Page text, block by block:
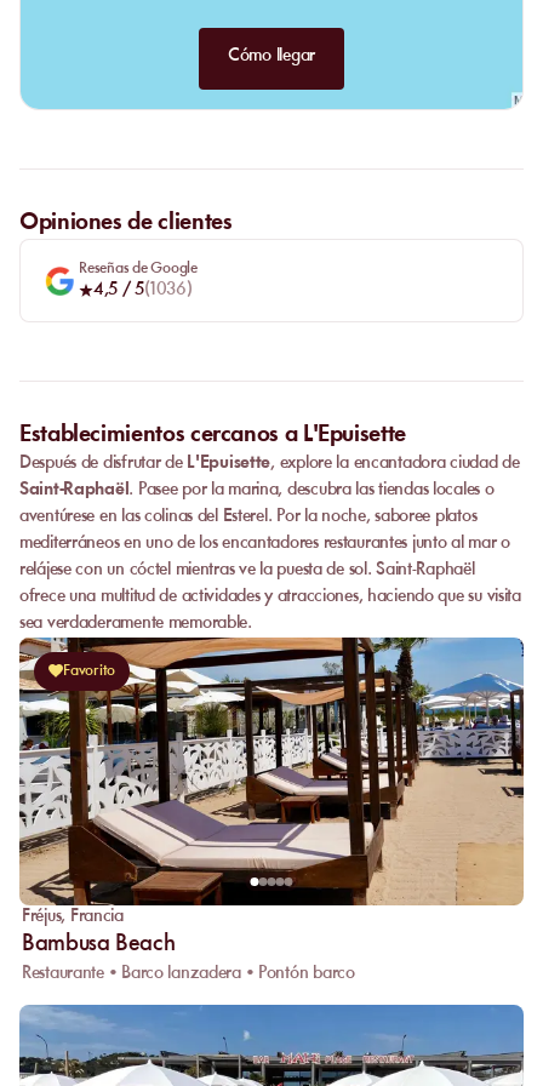
Cómo llegar
Opiniones de clientes
Reseñas de Google
4,5 / 5( 1036)
Establecimientos cercanos a L'Epuisette
Después de disfrutar de L'Epuisette, explore la encantadora ciudad de
Saint-Raphaël. Pasee por la marina, descubra las tiendas locales o
aventúrese en las colinas del Esterel. Por la noche, saboree platos
mediterráneos en uno de los encantadores restaurantes junto al mar o
relájese con un cóctel mientras ve la puesta de sol. Saint-Raphaël
ofrece una multitud de actividades y atracciones, haciendo que su visita
sea verdaderamente memorable.
Favorito
Fréjus, Francia
Bambusa Beach
Restaurante • Barco lanzadera • Pontón barco